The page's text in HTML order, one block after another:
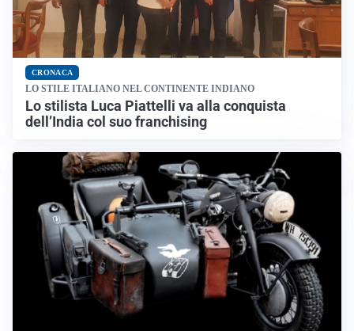
CRONACA
LO STILE ITALIANO NEL CONTINENTE INDIANO
Lo stilista Luca Piattelli va alla conquista
dell’India col suo franchising